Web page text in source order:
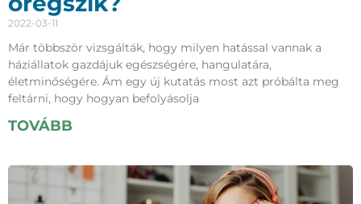
2022-03-11
Már többször vizsgálták, hogy milyen hatással vannak a
háziállatok gazdájuk egészségére, hangulatára,
életminőségére. Ám egy új kutatás most azt próbálta meg
feltárni, hogy hogyan befolyásolja
TOVÁBB